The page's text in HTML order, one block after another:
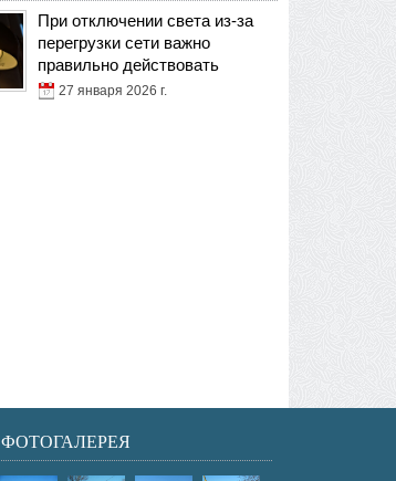
При отключении света из-за
перегрузки сети важно
правильно действовать
27 января 2026 г.
ФОТОГАЛЕРЕЯ